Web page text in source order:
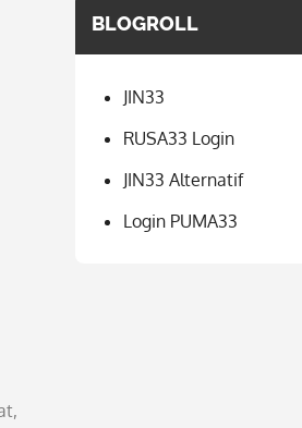
BLOGROLL
JIN33
RUSA33 Login
JIN33 Alternatif
Login PUMA33